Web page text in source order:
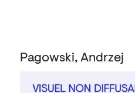
Pagowski, Andrzej